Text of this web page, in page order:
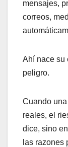
mensajes,
correos,
Ahí nace su
peligro.
Cuando
reales, el
dice, sino
las razones